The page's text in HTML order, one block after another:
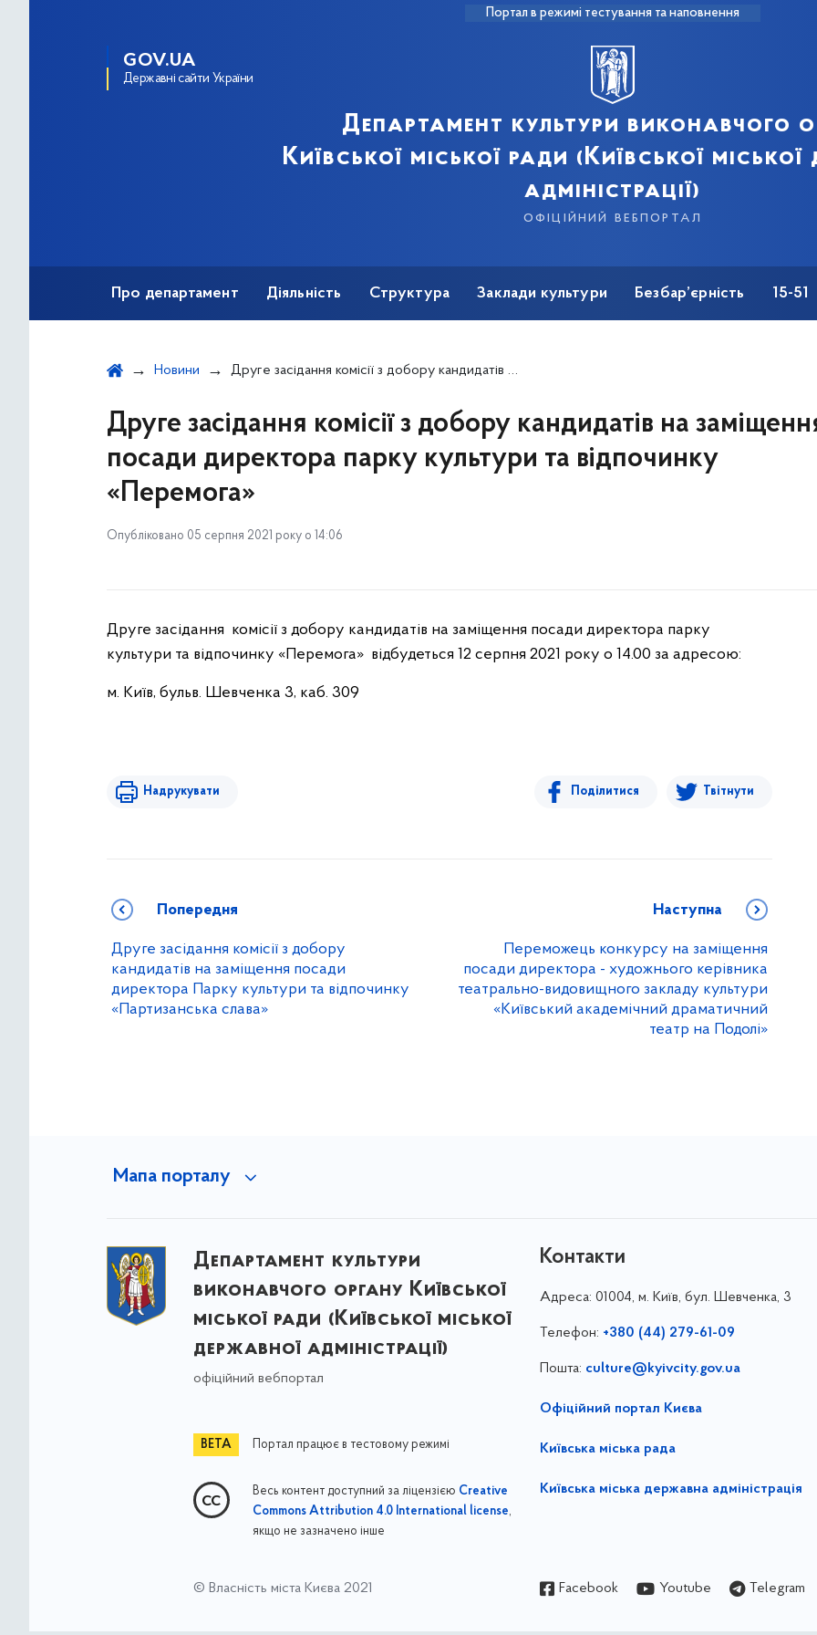
Портал в режимі тестування та наповнення
GOV.UA
Державні сайти України
Департамент культури виконавчого
Київської міської ради (Київської
адміністрації)
офіційний вебпортал
Про департамент Діяльність Структура Заклади культури Безбар’єрність 15-51
Новини Друге засідання комісії з добору кандидатів на заміщення посади директора парку культури та відпочинку «Перемога»
Друге засідання комісії з добору кандидатів на
посади директора парку культури та відпочинку
«Перемога»
Опубліковано 05 серпня 2021 року о 14:06
Друге засідання комісії з добору кандидатів на заміщення посади директора парку
культури та відпочинку «Перемога» відбудеться 12 серпня 2021 року о 14.00 за адресою:
м. Київ, бульв. Шевченка 3, каб. 309
Надрукувати Поділитися Твітнути
Попередня
Друге засідання комісії з добору
кандидатів на заміщення посади
директора Парку культури та відпочинку
«Партизанська слава»
Наступна
Переможець конкурсу на заміщення
посади директора - художнього керівника
театрально-видовищного закладу культури
«Київський академічний драматичний
театр на Подолі»
Мапа порталу
Департамент культури
виконавчого органу Київської
міської ради (Київської міської
державної адміністрації)
офіційний вебпортал
Портал працює в тестовому режимі
Весь контент доступний за ліцензією Creative
Commons Attribution 4.0 International license,
якщо не зазначено інше
Контакти
Адреса: 01004, м. Київ, бул. Шевченка, 3
Телефон: +380 (44) 279-61-09
Пошта: culture@kyivcity.gov.ua
Офіційний портал Києва
Київська міська рада
Київська міська державна адміністрація
© Власність міста Києва 2021 Facebook Youtube Telegram